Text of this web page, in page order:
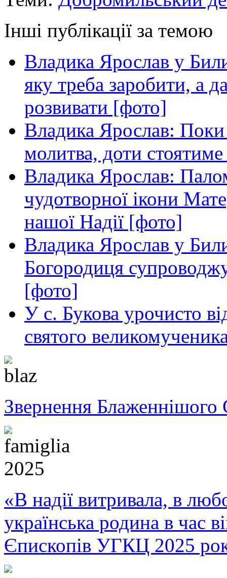
Інші публікації за темою
Владика Ярослав у
яку треба заробити, а
розвивати [фото]
Владика Ярослав:
молитва, доти
Владика Ярослав:
чудотворної ікони
нашої Надії [фото]
Владика Ярослав у
Богородиця
[фото]
У с. Букова урочисто
святого
Звернення Блаженнішого
«В надії витривала, в
українська родина в час
Єпископів УГКЦ 2025